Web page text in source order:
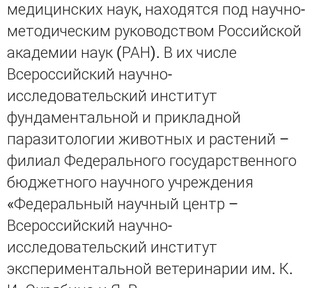
медицинских наук, находятся под научно-
методическим руководством Российской
академии наук (РАН). В их числе
Всероссийский научно-
исследовательский институт
фундаментальной и прикладной
паразитологии животных и растений –
филиал Федерального государственного
бюджетного научного учреждения
«Федеральный научный центр –
Всероссийский научно-
исследовательский институт
экспериментальной ветеринарии им. К.